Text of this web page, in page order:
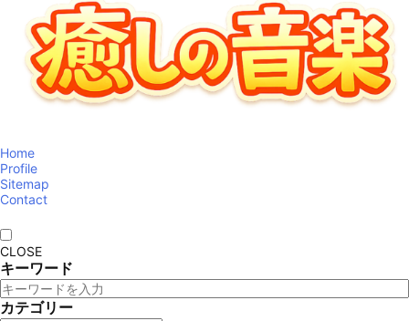
Home
Profile
Sitemap
Contact
CLOSE
キーワード
カテゴリー